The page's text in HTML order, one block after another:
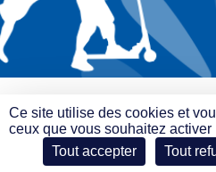
Ce site utilise des cookies et
ceux que vous souhaitez activer
Tout accepter
Tout